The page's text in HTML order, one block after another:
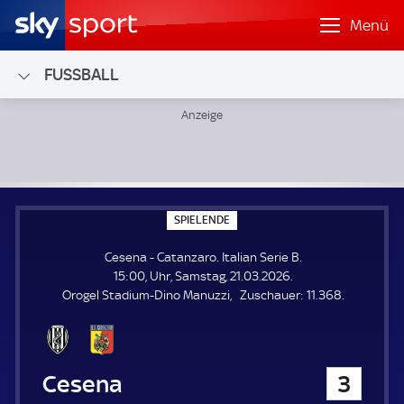
Menü
FUSSBALL
SPIELENDE
P
E
L
E
N
Cesena - Catanzaro. Italian Serie B.
15:00, Uhr, Samstag, 21.03.2026.
Orogel Stadium-Dino Manuzzi
Zuschauer: Z
11.368.
Cesena 3